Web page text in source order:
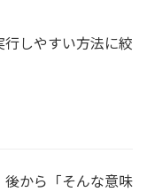
しやすい方法に絞
から「そんな意味